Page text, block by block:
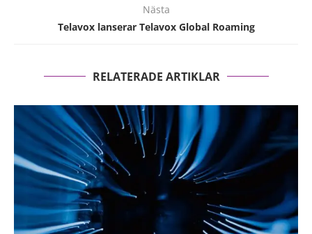
Nästa
Telavox lanserar Telavox Global Roaming
RELATERADE ARTIKLAR